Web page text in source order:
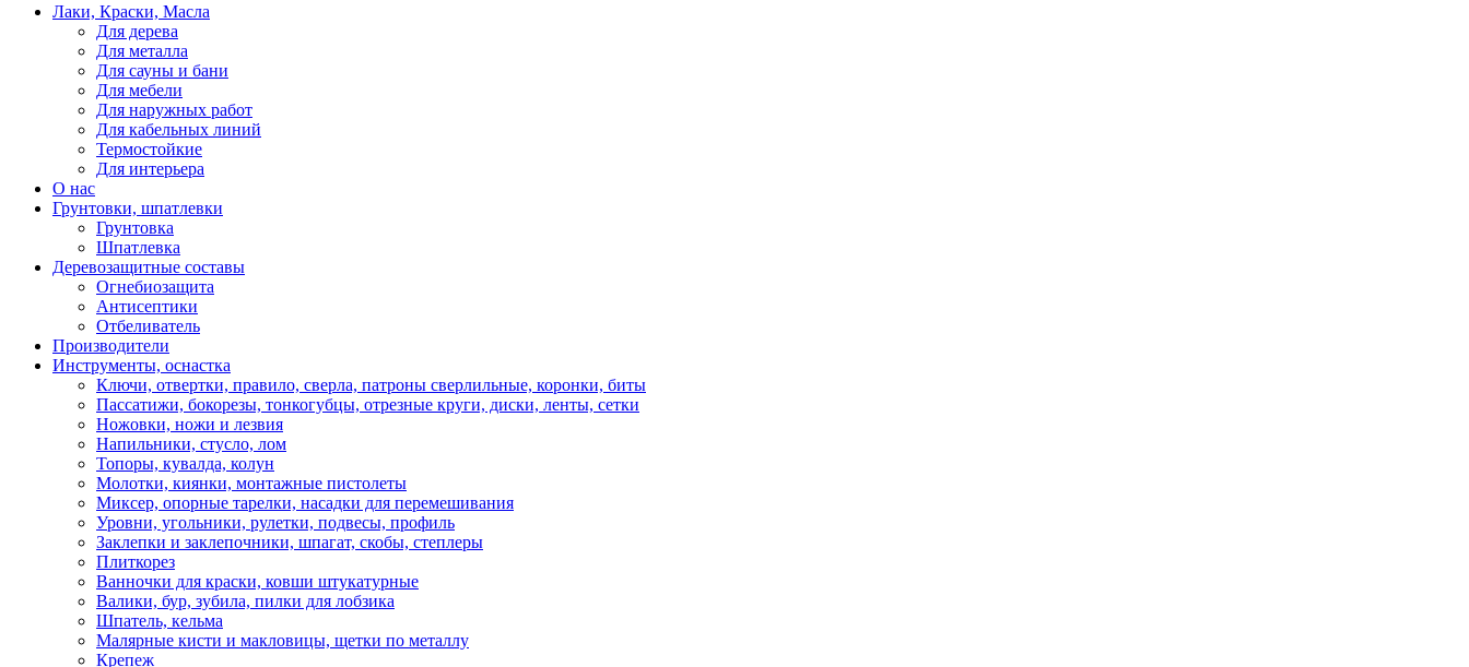
Лаки, Краски, Масла
Для дерева
Для металла
Для сауны и бани
Для мебели
Для наружных работ
Для кабельных линий
Термостойкие
Для интерьера
О нас
Грунтовки, шпатлевки
Грунтовка
Шпатлевка
Деревозащитные составы
Огнебиозащита
Антисептики
Отбеливатель
Производители
Инструменты, оснастка
Ключи, отвертки, правило, сверла, патроны сверлильные, коронки, биты
Пассатижи, бокорезы, тонкогубцы, отрезные круги, диски, ленты, сетки
Ножовки, ножи и лезвия
Напильники, стусло, лом
Топоры, кувалда, колун
Молотки, киянки, монтажные пистолеты
Миксер, опорные тарелки, насадки для перемешивания
Уровни, угольники, рулетки, подвесы, профиль
Заклепки и заклепочники, шпагат, скобы, степлеры
Плиткорез
Ванночки для краски, ковши штукатурные
Валики, бур, зубила, пилки для лобзика
Шпатель, кельма
Малярные кисти и макловицы, щетки по металлу
Крепеж